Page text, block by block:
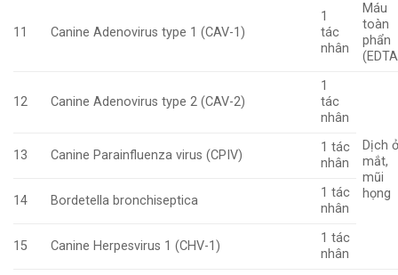
11 Canine Adenovirus type 1 (CAV-1)
1
tác
nhân
Máu
toàn
phẩn
12 Canine Adenovirus type 2 (CAV-2)
1
tác
nhân
Dịch
mắt,
mũi
họng
13 Canine Parainfluenza virus (CPIV)
1 tác
nhân
14 Bordetella bronchiseptica
1 tác
nhân
15 Canine Herpesvirus 1 (CHV-1)
1 tác
nhân